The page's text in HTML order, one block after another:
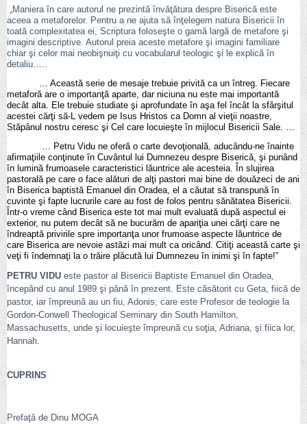
„Maniera în care autorul ne prezintă învăţătura despre Biserică este
aceea a metaforelor. Pentru a ne ajuta să înţelegem natura Bisericii în
toată complexitatea ei, Scriptura foloseşte o gamă largă de metafore şi
imagini descriptive. Autorul preia aceste metafore şi imagini familiare
chiar şi celor mai neobişnuiţi cu vocabularul teologic şi le explică în
detaliu…..
… Această serie de mesaje trebuie privită ca un întreg. Fiecare
metaforă are o importanţă aparte, dar niciuna nu este mai importantă
decât alta. Ele trebuie studiate şi aprofundate în aşa fel încât la sfârşitul
acestei cărţi să-L vedem pe Isus Hristos ca Domn al vieţii noastre,
Stăpânul nostru ceresc şi Cel care locuieşte în mijlocul Bisericii Sale. …
… Petru Vidu ne oferă o carte devoţională, aducându-ne înainte
afirmaţiile conţinute în Cuvântul lui Dumnezeu despre Biserică, şi punând
în lumină frumoasele caracteristici lăuntrice ale acesteia. În slujirea
pastorală pe care o face alături de alţi pastori mai bine de douăzeci de ani
în Biserica baptistă Emanuel din Oradea, el a căutat să transpună în
cuvinte şi fapte lucrurile care au fost de folos pentru sănătatea Bisericii.
Într-o vreme când Biserica este tot mai mult evaluată după aspectul ei
exterior, nu putem decât să ne bucurăm de apariţia unei cărţi care ne
îndreaptă privirile spre importanţa unor frumoase aspecte lăuntrice de
care Biserica are nevoie astăzi mai mult ca oricând. Citiţi această carte şi
veţi fi îndemnaţi la o trăire plăcută lui Dumnezeu în inimi şi în fapte!”
PETRU VIDU este pastor al Bisericii Baptiste Emanuel din Oradea,
începând cu anul 1989 şi până în prezent. Este căsătorit cu Geta, fiică de
pastor, iar împreună au un fiu, Adonis, care este Profesor de teologie la
Gordon-Conwell Theological Seminary din South Hamilton,
Massachusetts, unde şi locuieşte împreună cu soţia, Adriana, şi fiica lor,
Hannah.
CUPRINS
Prefaţă de Dinu MOGA